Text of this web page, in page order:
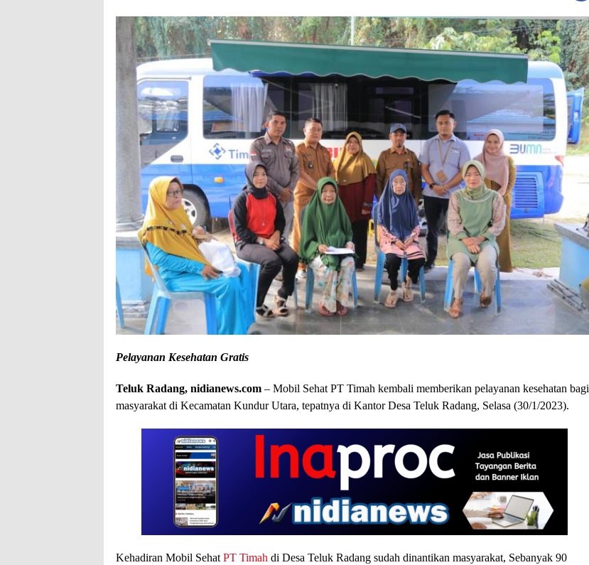
Pelayanan Kesehatan Gratis
Teluk Radang, nidianews.com – Mobil Sehat PT Timah kembali memberikan pelayanan kesehatan bagi
masyarakat di Kecamatan Kundur Utara, tepatnya di Kantor Desa Teluk Radang, Selasa (30/1/2023).
Kehadiran Mobil Sehat PT Timah di Desa Teluk Radang sudah dinantikan masyarakat, Sebanyak 90